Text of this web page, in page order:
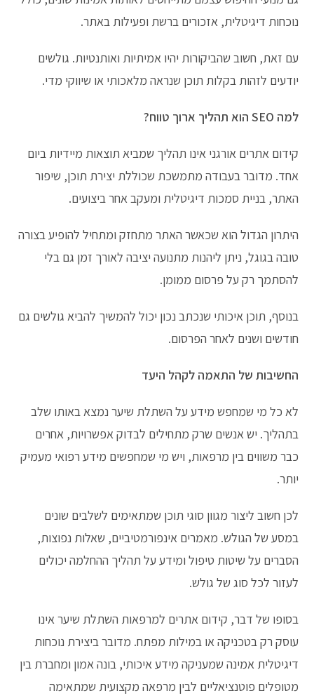
נוכחות דיגיטלית, אזכורים ברשת ופעילות באתר.
עם זאת, חשוב שהביקורות יהיו אמיתיות ואותנטיות. גולשים
יודעים לזהות בקלות תוכן שנראה מלאכותי או שיווקי מדי.
למה SEO הוא תהליך ארוך טווח?
קידום אתרים אורגני אינו תהליך שמביא תוצאות מיידיות ביום
אחד. מדובר בעבודה מתמשכת שכוללת יצירת תוכן, שיפור
האתר, בניית סמכות דיגיטלית ומעקב אחר ביצועים.
היתרון הגדול הוא שכאשר האתר מתחזק ומתחיל להופיע בצורה
טובה בגוגל, ניתן ליהנות מתנועה יציבה לאורך זמן גם בלי
להסתמך רק על פרסום ממומן.
בנוסף, תוכן איכותי שנכתב נכון יכול להמשיך להביא גולשים גם
חודשים ושנים לאחר הפרסום.
החשיבות של התאמה לקהל היעד
לא כל מי שמחפש מידע על השתלת שיער נמצא באותו שלב
בתהליך. יש אנשים שרק מתחילים לבדוק אפשרויות, אחרים
כבר משווים בין מרפאות, ויש מי שמחפשים מידע רפואי מעמיק
יותר.
לכן חשוב ליצור מגוון סוגי תוכן שמתאימים לשלבים שונים
במסע של הגולש. מאמרים אינפורמטיביים, שאלות נפוצות,
הסברים על שיטות טיפול ומידע על תהליך ההחלמה יכולים
לעזור לכל סוג של גולש.
בסופו של דבר, קידום אתרים למרפאות השתלת שיער אינו
עוסק רק בטכניקה או במילות מפתח. מדובר ביצירת נוכחות
דיגיטלית אמינה שמעניקה מידע איכותי, בונה אמון ומחברת בין
מטופלים פוטנציאליים לבין מרפאה מקצועית שמתאימה